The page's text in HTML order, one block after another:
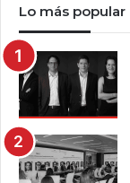
Lo más popular